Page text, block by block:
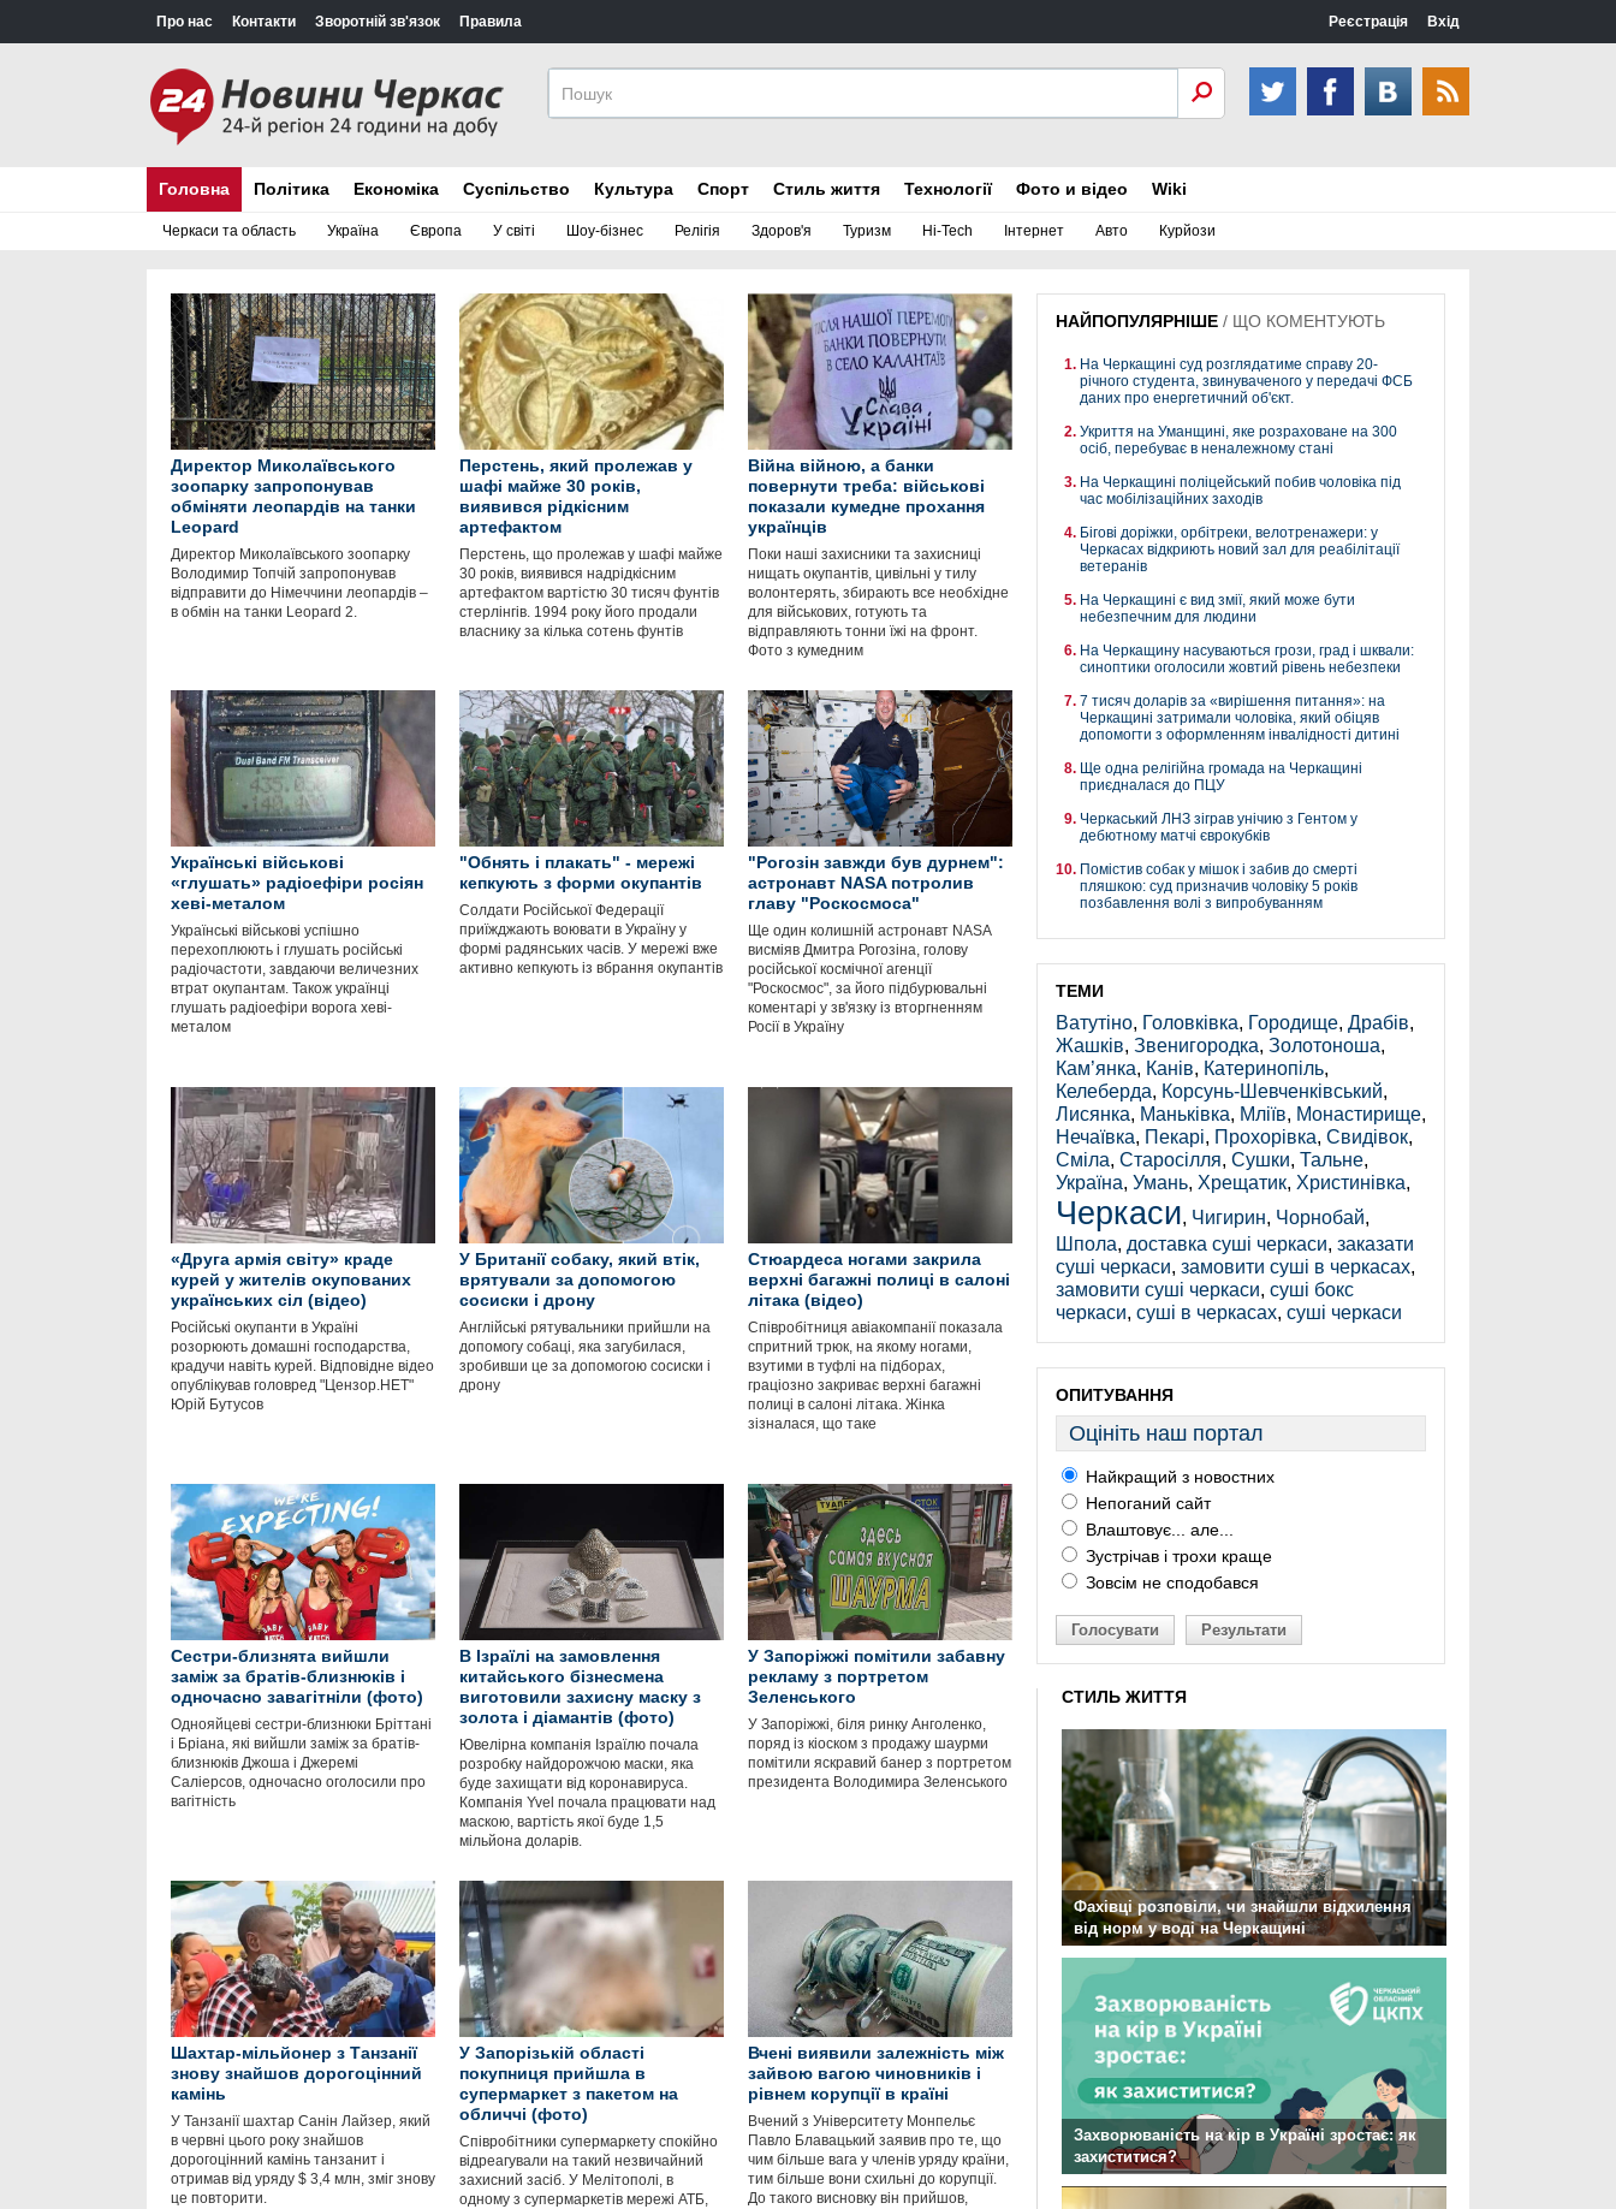
Про нас Контакти Зворотній зв'язок Правила Реєстрація Вхід
Головна
Черкаси та область Україна Європа У світі Шоу-бізнес Релігія Здоров'я Туризм Hi-Tech Інтернет Авто Курйози
Політика Економіка Суспільство Культура Спорт Стиль життя Технології Фото и відео Wiki
Директор Миколаївського
зоопарку запропонував
обміняти леопардів на танки
Leopard
Директор Миколаївського зоопарку
Володимир Топчій запропонував
відправити до Німеччини леопардів –
в обмін на танки Leopard 2.
Перстень, який пролежав у
шафі майже 30 років,
виявився рідкісним
артефактом
Перстень, що пролежав у шафі майже
30 років, виявився надрідкісним
артефактом вартістю 30 тисяч фунтів
стерлінгів. 1994 року його продали
власнику за кілька сотень фунтів
Війна війною, а банки
повернути треба: військові
показали кумедне прохання
українців
Поки наші захисники та захисниці
нищать окупантів, цивільні у тилу
волонтерять, збирають все необхідне
для військових, готують та
відправляють тонни їжі на фронт.
Фото з кумедним
Українські військові
«глушать» радіоефіри росіян
хеві-металом
Українські військові успішно
перехоплюють і глушать російські
радіочастоти, завдаючи величезних
втрат окупантам. Також українці
глушать радіоефіри ворога хеві-
металом
"Обнять і плакать" - мережі
кепкують з форми окупантів
Солдати Російської Федерації
приїжджають воювати в Україну у
формі радянських часів. У мережі вже
активно кепкують із вбрання окупантів
"Рогозін завжди був дурнем":
астронавт NASA потролив
главу "Роскосмоса"
Ще один колишній астронавт NASA
висміяв Дмитра Рогозіна, голову
російської космічної агенції
"Роскосмос", за його підбурювальні
коментарі у зв'язку із вторгненням
Росії в Україну
«Друга армія світу» краде
курей у жителів окупованих
українських сіл (відео)
Російські окупанти в Україні
розорюють домашні господарства,
крадучи навіть курей. Відповідне відео
опублікував головред "Цензор.НЕТ"
Юрій Бутусов
У Британії собаку, який втік,
врятували за допомогою
сосиски і дрону
Англійські рятувальники прийшли на
допомогу собаці, яка загубилася,
зробивши це за допомогою сосиски і
дрону
Стюардеса ногами закрила
верхні багажні полиці в салоні
літака (відео)
Співробітниця авіакомпанії показала
спритний трюк, на якому ногами,
взутими в туфлі на підборах,
граціозно закриває верхні багажні
полиці в салоні літака. Жінка
зізналася, що таке
Сестри-близнята вийшли
заміж за братів-близнюків і
одночасно завагітніли (фото)
Однояйцеві сестри-близнюки Бріттані
і Бріана, які вийшли заміж за братів-
близнюків Джоша і Джеремі
Саліерсов, одночасно оголосили про
вагітність
В Ізраїлі на замовлення
китайського бізнесмена
виготовили захисну маску з
золота і діамантів (фото)
Ювелірна компанія Ізраїлю почала
розробку найдорожчою маски, яка
буде захищати від коронавируса.
Компанія Yvel почала працювати над
маскою, вартість якої буде 1,5
мільйона доларів.
У Запоріжжі помітили забавну
рекламу з портретом
Зеленського
У Запоріжжі, біля ринку Анголенко,
поряд із кіоском з продажу шаурми
помітили яскравий банер з портретом
президента Володимира Зеленського
Шахтар-мільйонер з Танзанії
знову знайшов дорогоцінний
камінь
У Танзанії шахтар Санін Лайзер, який
в червні цього року знайшов
дорогоцінний камінь танзанит і
отримав від уряду $ 3,4 млн, зміг знову
це повторити.
У Запорізькій області
покупниця прийшла в
супермаркет з пакетом на
обличчі (фото)
Співробітники супермаркету спокійно
відреагували на такий незвичайний
захисний засіб. У Мелітополі, в
одному з супермаркетів мережі АТБ,
Вчені виявили залежність між
зайвою вагою чиновників і
рівнем корупції в країні
Вчений з Університету Монпельє
Павло Блавацький заявив про те, що
чим більше вага у членів уряду країни,
тим більше вони схильні до корупції.
До такого висновку він прийшов,
НАЙПОПУЛЯРНІШЕ / ЩО КОМЕНТУЮТЬ
На Черкащині суд розглядатиме справу 20-
річного студента, звинуваченого у передачі ФСБ
даних про енергетичний об'єкт.
Укриття на Уманщині, яке розраховане на 300
осіб, перебуває в неналежному стані
На Черкащині поліцейський побив чоловіка під
час мобілізаційних заходів
Бігові доріжки, орбітреки, велотренажери: у
Черкасах відкриють новий зал для реабілітації
ветеранів
На Черкащині є вид змії, який може бути
небезпечним для людини
На Черкащину насуваються грози, град і шквали:
синоптики оголосили жовтий рівень небезпеки
7 тисяч доларів за «вирішення питання»: на
Черкащині затримали чоловіка, який обіцяв
допомогти з оформленням інвалідності дитині
Ще одна релігійна громада на Черкащині
приєдналася до ПЦУ
Черкаський ЛНЗ зіграв унічию з Гентом у
дебютному матчі єврокубків
Помістив собак у мішок і забив до смерті
пляшкою: суд призначив чоловіку 5 років
позбавлення волі з випробуванням
ТЕМИ
Ватутіно, Головківка, Городище, Драбів,
Жашків, Звенигородка, Золотоноша,
Кам’янка, Канів, Катеринопіль,
Келеберда, Корсунь-Шевченківський,
Лисянка, Маньківка, Мліїв, Монастирище,
Нечаївка, Пекарі, Прохорівка, Свидівок,
Сміла, Старосілля, Сушки, Тальне,
Україна, Умань, Хрещатик, Христинівка,
Черкаси, Чигирин, Чорнобай,
Шпола, доставка суші черкаси, заказати
суші черкаси, замовити суші в черкасах,
замовити суші черкаси, суші бокс
черкаси, суші в черкасах, суші черкаси
ОПИТУВАННЯ
Оцініть наш портал
Найкращий з новостних
Непоганий сайт
Влаштовує... але...
Зустрічав і трохи краще
Зовсім не сподобався
Голосувати Результати
СТИЛЬ ЖИТТЯ
Фахівці розповіли, чи знайшли відхилення
від норм у воді на Черкащині
Захворюваність на кір в Україні зростає: як
захиститися?